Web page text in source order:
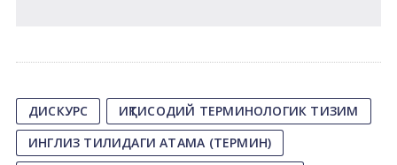
ДИСКУРС
ИҚТИСОДИЙ ТЕРМИНОЛОГИК ТИЗИМ
ИНГЛИЗ ТИЛИДАГИ АТАМА (ТЕРМИН)